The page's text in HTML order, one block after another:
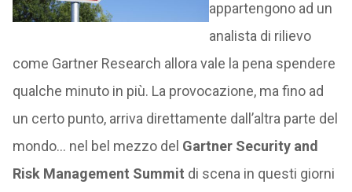
appartengono ad un
analista di rilievo
come Gartner Research allora vale la pena spendere
qualche minuto in più. La provocazione, ma fino ad
un certo punto, arriva direttamente dall’altra parte del
mondo… nel bel mezzo del Gartner Security and
Risk Management Summit di scena in questi giorni